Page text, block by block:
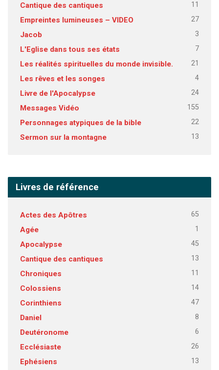
Cantique des cantiques 11
Empreintes lumineuses – VIDEO 27
Jacob 3
L'Eglise dans tous ses états 7
Les réalités spirituelles du monde invisible. 21
Les rêves et les songes 4
Livre de l'Apocalypse 24
Messages Vidéo 155
Personnages atypiques de la bible 22
Sermon sur la montagne 13
Livres de référence
Actes des Apôtres 65
Agée 1
Apocalypse 45
Cantique des cantiques 13
Chroniques 11
Colossiens 14
Corinthiens 47
Daniel 8
Deutéronome 6
Ecclésiaste 26
Ephésiens 13